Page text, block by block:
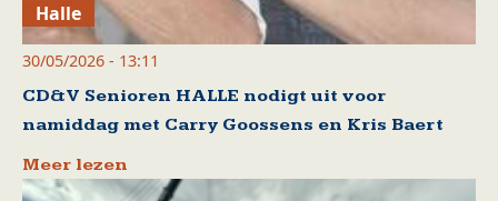
Halle
30/05/2026 - 13:11
CD&V Senioren HALLE nodigt uit voor
namiddag met Carry Goossens en Kris Baert
Meer lezen